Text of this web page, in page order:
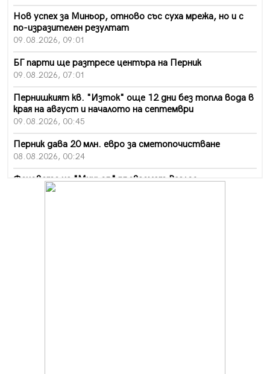
Нов успех за Миньор, отново със суха мрежа, но и с
по-изразителен резултат
09.08.2026, 09:01
БГ парти ще разтресе центъра на Перник
09.08.2026, 07:01
Пернишкият кв. "Изток" още 12 дни без топла вода в
края на август и началото на септември
09.08.2026, 00:45
Перник дава 20 млн. евро за сметопочистване
08.08.2026, 00:24
Феновете на "Миньор" превземат Разлог
07.08.2026, 14:52